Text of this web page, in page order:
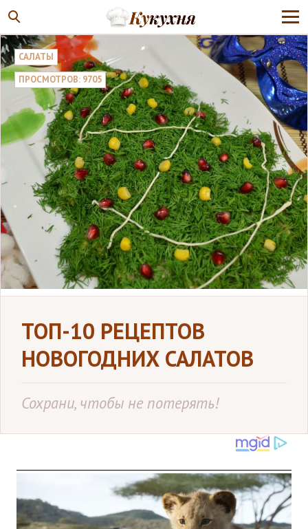
САЛАТЫ
ПРОСМОТРОВ: 9705
ТОП-10 РЕЦЕПТОВ
НОВОГОДНИХ САЛАТОВ
Сохрани, чтобы не потерять!